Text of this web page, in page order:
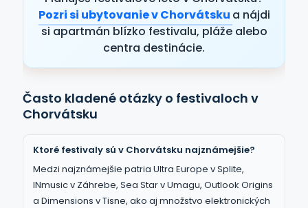
Pozri si ubytovanie v Chorvátsku a nájdi
si apartmán blízko festivalu, pláže alebo
centra destinácie.
Často kladené otázky o festivaloch v
Chorvátsku
Ktoré festivaly sú v Chorvátsku najznámejšie?
Medzi najznámejšie patria Ultra Europe v Splite,
INmusic v Záhrebe, Sea Star v Umagu, Outlook Origins
a Dimensions v Tisne, ako aj množstvo elektronických